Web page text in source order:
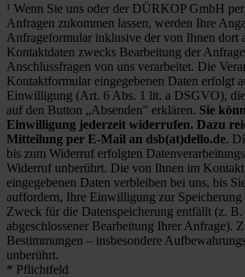
¹ Wenn Sie uns oder der DÜRKOP GmbH
Anfragen zukommen lassen, werden Ihre
Anfrageformular inklusive der von Ihnen dort
Kontaktdaten zwecks Bearbeitung der
Anschlussfragen von uns verarbeitet. Die
Kontaktformular eingegebenen Daten erfolgt
Einwilligung (Art. 6 Abs. 1 lit. a DSGVO),
auf den Button „Absenden" erklären. Sie
Einwilligung jederzeit widerrufen. Dazu
Mitteilung per E-Mail an dsb(at)dello.de.
bis zum Widerruf erfolgten
Widerruf unberührt. Die von Ihnen im
eingegebenen Daten verbleiben bei uns, bis
auffordern, Ihre Einwilligung zur
Zweck für die Datenspeicherung entfällt (z. B.
abgeschlossener Bearbeitung Ihrer Anfrage).
Bestimmungen – insbesondere
unberührt.
* Pflichtfeld